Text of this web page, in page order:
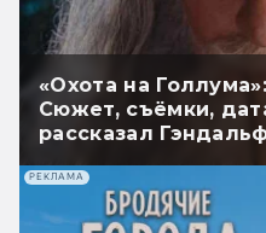
«Охота на
Сюжет, съёмки,
рассказал
РЕКЛАМА